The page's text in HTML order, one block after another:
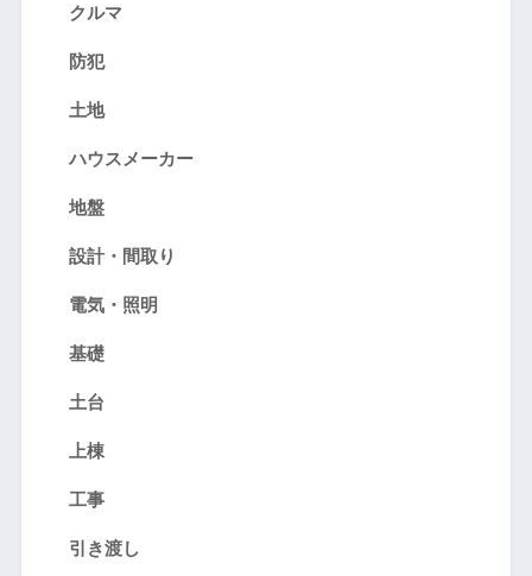
クルマ
防犯
土地
ハウスメーカー
地盤
設計・間取り
電気・照明
基礎
土台
上棟
工事
引き渡し